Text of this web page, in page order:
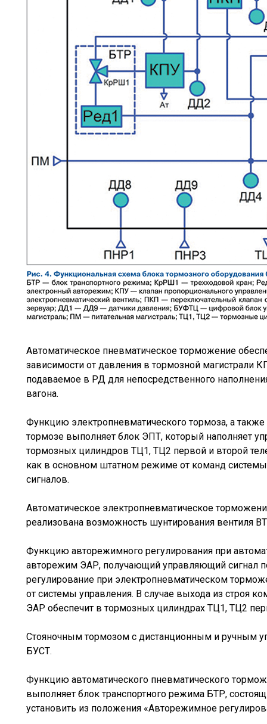
Автоматическое пневматическое торможение
зависимости от давления в тормозной магистрали
подаваемое в РД для непосредственного
вагона.
Функцию электропневматического тормоза, а
тормозе выполняет блок ЭПТ, который наполняет
тормозных цилиндров ТЦ1, ТЦ2 первой и второй
как в основном штатном режиме от команд
сигналов.
Автоматическое электропневматическое
реализована возможность шунтирования вентиля
Функцию авторежимного регулирования при
авторежим ЭАР, получающий управляющий сигнал
регулирование при электропневматическом
от системы управления. В случае выхода из строя
ЭАР обеспечит в тормозных цилиндрах ТЦ1, ТЦ2
Стояночным тормозом с дистанционным и ручным
БУСТ.
Функцию автоматического пневматического
выполняет блок транспортного режима БТР,
установить из положения «Авторежимное